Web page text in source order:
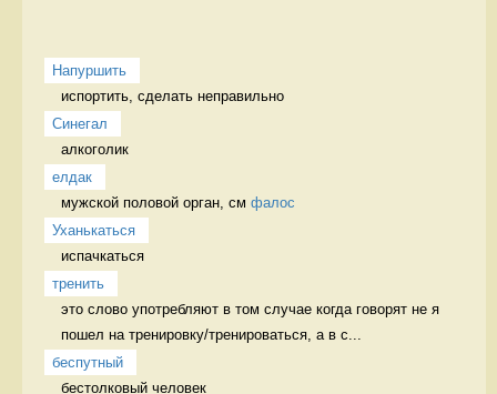
Напуршить
испортить, сделать неправильно
Синегал
алкоголик
елдак
мужской половой орган, см фалос
Уханькаться
испачкаться
тренить
это слово употребляют в том случае когда говорят не я
пошел на тренировку/тренироваться, а в с...
беспутный
бестолковый человек